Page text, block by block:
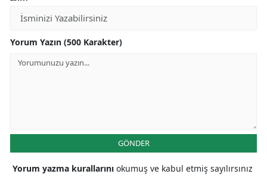
Yorum Yazın (500 Karakter)
GÖNDER
Yorum yazma kurallarını okumuş ve kabul etmiş sayılırsınız